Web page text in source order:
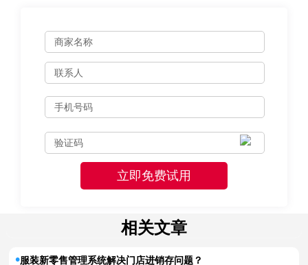
相关文章
服装新零售管理系统解决门店进销存问题？